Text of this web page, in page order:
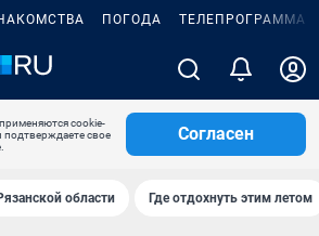
ПОГОДА ТЕЛЕПРОГРАММА
cookie-
подтверждаете свое
Согласен
области Где отдохнуть этим летом